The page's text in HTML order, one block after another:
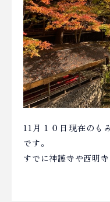
11月１０日現在のも
です。
すでに神護寺や西明